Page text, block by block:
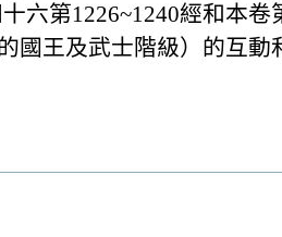
六第1226~1240經和本卷
國王及武士階級）的互動